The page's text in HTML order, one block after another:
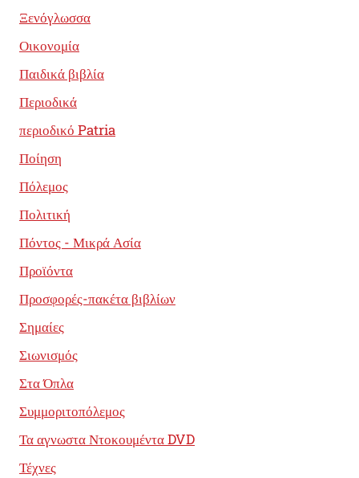
Ξενόγλωσσα
Οικονομία
Παιδικά βιβλία
Περιοδικά
περιοδικό Patria
Ποίηση
Πόλεμος
Πολιτική
Πόντος - Μικρά Ασία
Προϊόντα
Προσφορές-πακέτα βιβλίων
Σημαίες
Σιωνισμός
Στα Όπλα
Συμμοριτοπόλεμος
Τα αγνωστα Ντοκουμέντα DVD
Τέχνες